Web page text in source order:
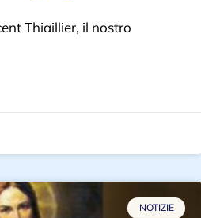
Thiaillier, il nostro
NOTIZIE